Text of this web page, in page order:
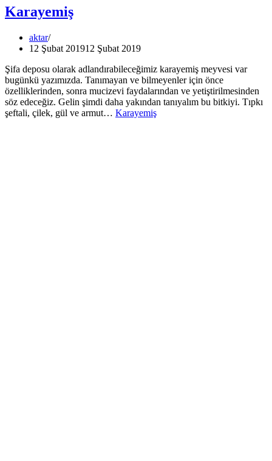
Karayemiş
aktar
12 Şubat 201912 Şubat 2019
Şifa deposu olarak adlandırabileceğimiz karayemiş meyvesi var
bugünkü yazımızda. Tanımayan ve bilmeyenler için önce
özelliklerinden, sonra mucizevi faydalarından ve yetiştirilmesinden
söz edeceğiz. Gelin şimdi daha yakından tanıyalım bu bitkiyi. Tıpkı
şeftali, çilek, gül ve armut… Karayemiş